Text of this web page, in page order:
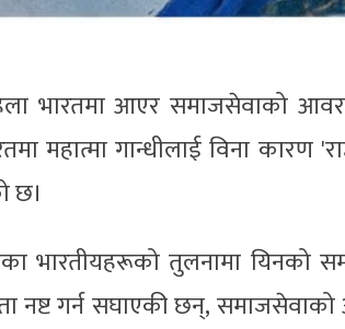
भारतमा आएर समाजसेवाको
महात्मा गान्धीलाई विना कारण
छ।
भारतीयहरूको तुलनामा
नष्ट गर्न सघाएकी छन्,